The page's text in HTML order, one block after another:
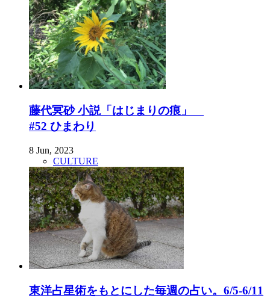
藤代冥砂 小説「はじまりの痕」
#52 ひまわり
8 Jun, 2023
CULTURE
東洋占星術をもとにした毎週の占い。6/5-6/11